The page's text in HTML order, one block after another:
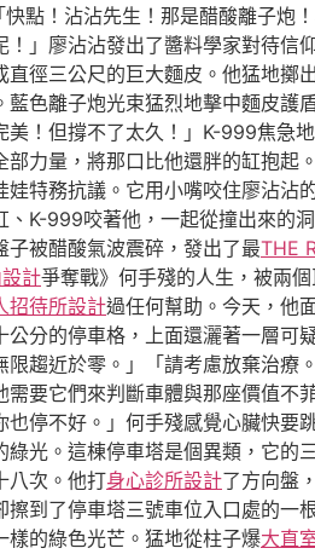
點！沾沾先生！那是醋酸離子炮
」廖沾沾發出了醬料學家對待信
徑三公尺的巨大麵皮。他猛地擲
色離子炮光束猛烈地擊中麵皮護
！但撐不了太久！」K-999焦急
力量，將那口比他還胖的缸抱起
特務抗議。它用小嘴咬住廖沾沾
K-999咬著他，一起從撞出來的
被醋酸氣波震碎，發出了最THE
計爭奪戰》何手殘的人生，被兩
招待所設計過任何幫助。今天，他
分的停車格，上面還灑著一層可
趨近於零。」「請考慮放棄治療
需要它們來判斷車體與那座價值不
停不好。」何手殘感覺心臟快要
光。這棟停車塔是個異類，它的
八次。他打身心診所設計了方向盤
到了停車塔三號車位入口處的一
的綠色光芒。猛地從柱子爆大直